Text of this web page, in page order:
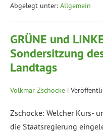
Abgelegt unter: Allgemein
GRÜNE und
Sondersitzung
Landtags
Volkmar Zschocke |
Zschocke: Welcher Kurs-
die Staatsregierung